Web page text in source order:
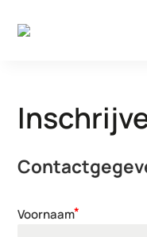
Voornaam